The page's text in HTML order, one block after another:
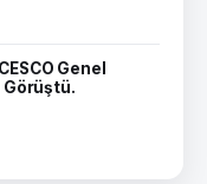
Genel
Görüştü.